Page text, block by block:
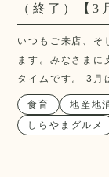
（終了）【
いつもご来店、そ
ます。みなさまに
タイムです。 3月
食育 地産地
しらやまグルメ